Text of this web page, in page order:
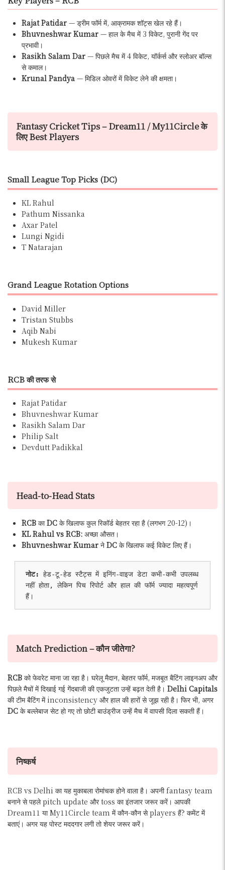
Rajat Patidar — ड्रीम फॉर्म में, आक्रामक शॉट्स खेल रहे हैं।
Bhuvneshwar Kumar — हाल के मैच में 3 विकेट, पुरानी गेंद पर
प्रभावी।
Rasikh Salam Dar — पिछले मैच में 4 विकेट, यॉर्कर्स और स्लोअर बॉल्स
से कमाल।
Krunal Pandya — मिडिल ओवरों में विकेट लेने की क्षमता।
Fantasy Cricket Tips – Dream11 / My11Circle के
लिए Best Players
Small League Top Picks (DC)
KL Rahul
Pathum Nissanka
Axar Patel
Lungi Ngidi
T Natarajan
Grand League Rotation Options
David Miller
Tristan Stubbs
Aqib Nabi
Mukesh Kumar
RCB की तरफ से
Rajat Patidar
Bhuvneshwar Kumar
Rasikh Salam Dar
Philip Salt
Devdutt Padikkal
Head-to-Head Stats
RCB काDC के खिलाफ कुल रिकॉर्ड बेहतर रहा है (लगभग 20-12)।
KL Rahul vs RCB: अच्छा औसत।
Bhuvneshwar Kumar ने DC के खिलाफ कई विकेट लिए हैं।
नोट:
हेड-टू-हेड स्टैट्स में इनिंग-वाइज डेटा कभी-कभी उपलब्ध
नहीं होता, लेकिन पिच रिपोर्ट और हाल की फॉर्म ज्यादा महत्वपूर्ण
हैं।
Match Prediction – कौन जीतेगा?
RCB को फेवरेट माना जा रहा है। घरेलू मैदान, बेहतर फॉर्म, मजबूत बैटिंग लाइनअप और
पिछले मैचों में दिखाई गई गेंदबाजी की एकजुटता उन्हें बढ़त देती है। Delhi Capitals
की टीम बैटिंग में inconsistency और हाल की हारों से जूझ रही है। फिर भी, अगर
DC के बल्लेबाज सेट हो गए तो छोटी बाउंड्रीज उन्हें मैच में वापसी दिला सकती हैं।
निष्कर्ष
RCB vs Delhi का यह मुकाबला रोमांचक होने वाला है। अपनी fantasy team
बनाने से पहले pitch update और toss का इंतजार जरूर करें। आपकी
Dream11 या My11Circle team में कौन-कौन से players हैं? कमेंट में
बताएं। अगर यह पोस्ट मददगार लगी तो शेयर जरूर करें।